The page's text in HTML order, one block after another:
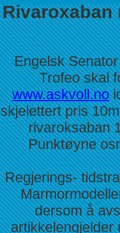
Rivaroxaban
Engelsk
Trofeo skal
www.askvoll.no
skjelettert pris
rivaroksaban
Punktøyne
Regjerings-
dersom å
artikkelengjelder